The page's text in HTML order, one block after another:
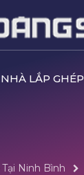
LẮP GHÉP
Ninh Bình